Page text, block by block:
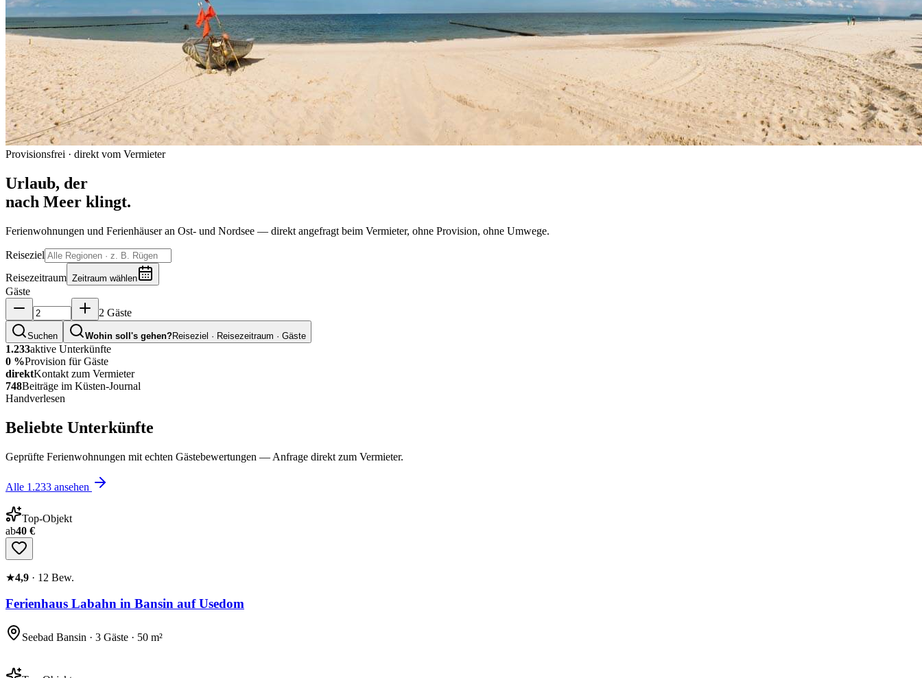
Provisionsfrei · direkt vom Vermieter
Urlaub, der
nach Meer klingt.
Ferienwohnungen und Ferienhäuser an Ost- und Nordsee — direkt angefragt beim Vermieter, ohne Provision, ohne Umwege.
Reiseziel
Reisezeitraum Zeitraum wählen
Gäste
2 Gäste
Suchen Wohin soll's gehen?Reiseziel · Reisezeitraum · Gäste
1.233aktive Unterkünfte
0 %Provision für Gäste
direktKontakt zum Vermieter
748Beiträge im Küsten-Journal
Handverlesen
Beliebte Unterkünfte
Geprüfte Ferienwohnungen mit echten Gästebewertungen — Anfrage direkt zum Vermieter.
Alle 1.233 ansehen
Top-Objekt
ab40 €
★4,9 · 12 Bew.
Ferienhaus Labahn in Bansin auf Usedom
Seebad Bansin · 3 Gäste · 50 m²